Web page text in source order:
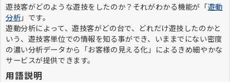
遊技客がどのような遊技をしたのか？それがわかる機能が「遊動
分析」です。
遊動分析によって、遊技客がどの台で、どれだけ遊技したのかと
いう、遊技客単位での情報を知る事ができ、いままでにない密度
の濃い分析データから「お客様の見える化」によるきめ細やかな
サービスが提供できます。
用語説明